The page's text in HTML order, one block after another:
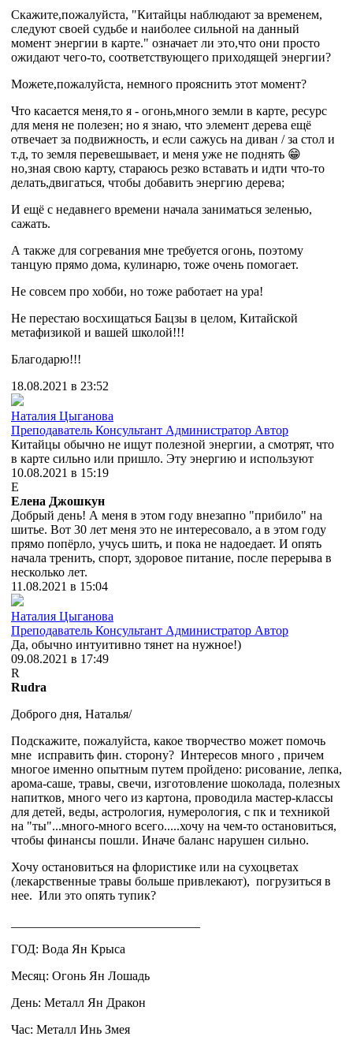
Скажите,пожалуйста, "Китайцы наблюдают за временем,
следуют своей судьбе и наиболее сильной на данный
момент энергии в карте." означает ли это,что они просто
ожидают чего-то, соответствующего приходящей энергии?
Можете,пожалуйста, немного прояснить этот момент?
Что касается меня,то я - огонь,много земли в карте, ресурс
для меня не полезен; но я знаю, что элемент дерева ещё
отвечает за подвижность, и если сажусь на диван / за стол и
т.д, то земля перевешывает, и меня уже не поднять 😁
но,зная свою карту, стараюсь резко вставать и идти что-то
делать,двигаться, чтобы добавить энергию дерева;
И ещё с недавнего времени начала заниматься зеленью,
сажать.
А также для согревания мне требуется огонь, поэтому
танцую прямо дома, кулинарю, тоже очень помогает.
Не совсем про хобби, но тоже работает на ура!
Не перестаю восхищаться Бацзы в целом, Китайской
метафизикой и вашей школой!!!
Благодарю!!!
18.08.2021 в 23:52
Наталия Цыганова
Преподаватель Консультант Администратор Автор
Китайцы обычно не ищут полезной энергии, а смотрят, что
в карте сильно или пришло. Эту энергию и используют
10.08.2021 в 15:19
Е
Елена Джошкун
Добрый день! А меня в этом году внезапно "прибило" на
шитье. Вот 30 лет меня это не интересовало, а в этом году
прямо попёрло, учусь шить, и пока не надоедает. И опять
начала тренить, спорт, здоровое питание, после перерыва в
несколько лет.
11.08.2021 в 15:04
Наталия Цыганова
Преподаватель Консультант Администратор Автор
Да, обычно интуитивно тянет на нужное!)
09.08.2021 в 17:49
R
Rudra
Доброго дня, Наталья/
Подскажите, пожалуйста, какое творчество может помочь
мне исправить фин. сторону? Интересов много , причем
многое именно опытным путем пройдено: рисование, лепка,
арома-саше, травы, свечи, изготовление шоколада, полезных
напитков, много чего из картона, проводила мастер-классы
для детей, веды, астрология, нумерология, с пк и техникой
на "ты"...много-много всего.....хочу на чем-то остановиться,
чтобы финансы пошли. Иначе баланс нарушен сильно.
Хочу остановиться на флористике или на сухоцветах
(лекарственные травы больше привлекают), погрузиться в
нее. Или это опять тупик?
ГОД: Вода Ян Крыса
Месяц: Огонь Ян Лошадь
День: Металл Ян Дракон
Час: Металл Инь Змея